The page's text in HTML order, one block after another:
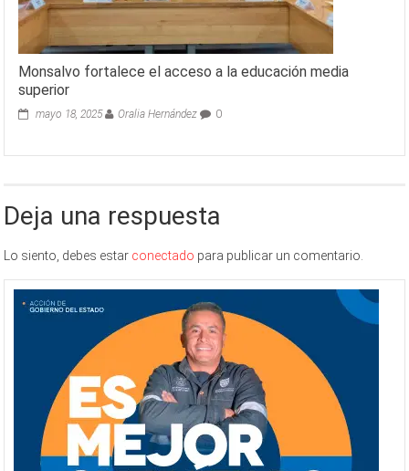
Monsalvo fortalece el acceso a la educación media
superior
mayo 18, 2025 Oralia Hernández 0
Deja una respuesta
Lo siento, debes estar conectado para publicar un comentario.